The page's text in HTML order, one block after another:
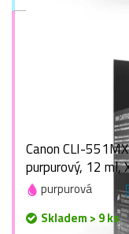
Canon CLI-
purpurový, 12 ml,
purpurová
Skladem > 9 ks